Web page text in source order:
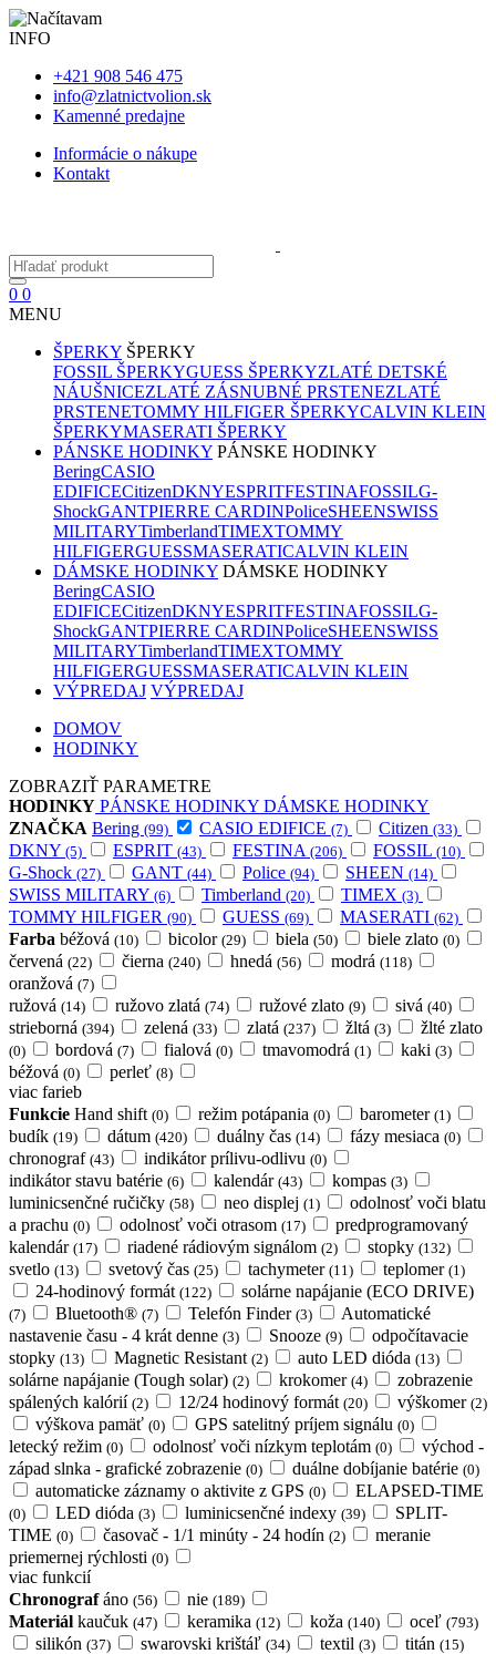
INFO
+421 908 546 475
info@zlatnictvolion.sk
Kamenné predajne
Informácie o nákupe
Kontakt
0 0
MENU
ŠPERKY ŠPERKY
FOSSIL ŠPERKYGUESS ŠPERKYZLATÉ DETSKÉ
NÁUŠNICEZLATÉ ZÁSNUBNÉ PRSTENEZLATÉ
PRSTENETOMMY HILFIGER ŠPERKYCALVIN KLEIN
ŠPERKYMASERATI ŠPERKY
PÁNSKE HODINKY PÁNSKE HODINKY
BeringCASIO
EDIFICECitizenDKNYESPRITFESTINAFOSSILG-
ShockGANTPIERRE CARDINPoliceSHEENSWISS
MILITARYTimberlandTIMEXTOMMY
HILFIGERGUESSMASERATICALVIN KLEIN
DÁMSKE HODINKY DÁMSKE HODINKY
BeringCASIO
EDIFICECitizenDKNYESPRITFESTINAFOSSILG-
ShockGANTPIERRE CARDINPoliceSHEENSWISS
MILITARYTimberlandTIMEXTOMMY
HILFIGERGUESSMASERATICALVIN KLEIN
VÝPREDAJ VÝPREDAJ
DOMOV
HODINKY
ZOBRAZIŤ PARAMETRE
HODINKY PÁNSKE HODINKY DÁMSKE HODINKY
ZNAČKA Bering (99) CASIO EDIFICE (7) Citizen (33)
DKNY (5) ESPRIT (43) FESTINA (206) FOSSIL (10)
G-Shock (27) GANT (44) Police (94) SHEEN (14)
SWISS MILITARY (6) Timberland (20) TIMEX (3)
TOMMY HILFIGER (90) GUESS (69) MASERATI (62)
Farba béžová (10) bicolor (29) biela (50) biele zlato (0)
červená (22) čierna (240) hnedá (56) modrá (118)
oranžová (7)
ružová (14) ružovo zlatá (74) ružové zlato (9) sivá (40)
strieborná (394) zelená (33) zlatá (237) žltá (3) žlté zlato
(0) bordová (7) fialová (0) tmavomodrá (1) kaki (3)
béžová (0) perleť (8)
viac farieb
Funkcie Hand shift (0) režim potápania (0) barometer (1)
budík (19) dátum (420) duálny čas (14) fázy mesiaca (0)
chronograf (43) indikátor prílivu-odlivu (0)
indikátor stavu batérie (6) kalendár (43) kompas (3)
luminicsenčné ručičky (58) neo displej (1)
odolnosť voči blatu
a prachu (0) odolnosť voči otrasom (17)
predprogramovaný
kalendár (17) riadené rádiovým signálom (2) stopky (132)
svetlo (13) svetový čas (25) tachymeter (11) teplomer (1)
24-hodinový formát (122) solárne napájanie (ECO DRIVE)
(7) Bluetooth® (7) Telefón Finder (3)
Automatické
nastavenie času - 4 krát denne (3) Snooze (9)
odpočítavacie
stopky (13) Magnetic Resistant (2) auto LED dióda (13)
solárne napájanie (Tough solar) (2) krokomer (4)
zobrazenie
spálených kalórií (2) 12/24 hodinový formát (20) výškomer (2)
výškova pamäť (0) GPS satelitný príjem signálu (0)
letecký režim (0) odolnosť voči nízkym teplotám (0)
východ -
západ slnka - grafické zobrazenie (0) duálne dobíjanie batérie (0)
automaticke záznamy o aktivite z GPS (0) ELAPSED-TIME
(0) LED dióda (3) luminicsenčné indexy (39)
SPLIT-
TIME (0) časovač - 1/1 minúty - 24 hodín (2)
meranie
priemernej rýchlosti (0)
viac funkcií
Chronograf áno (56) nie (189)
Materiál kaučuk (47) keramika (12) koža (140) oceľ (793)
silikón (37) swarovski krištáľ (34) textil (3) titán (15)